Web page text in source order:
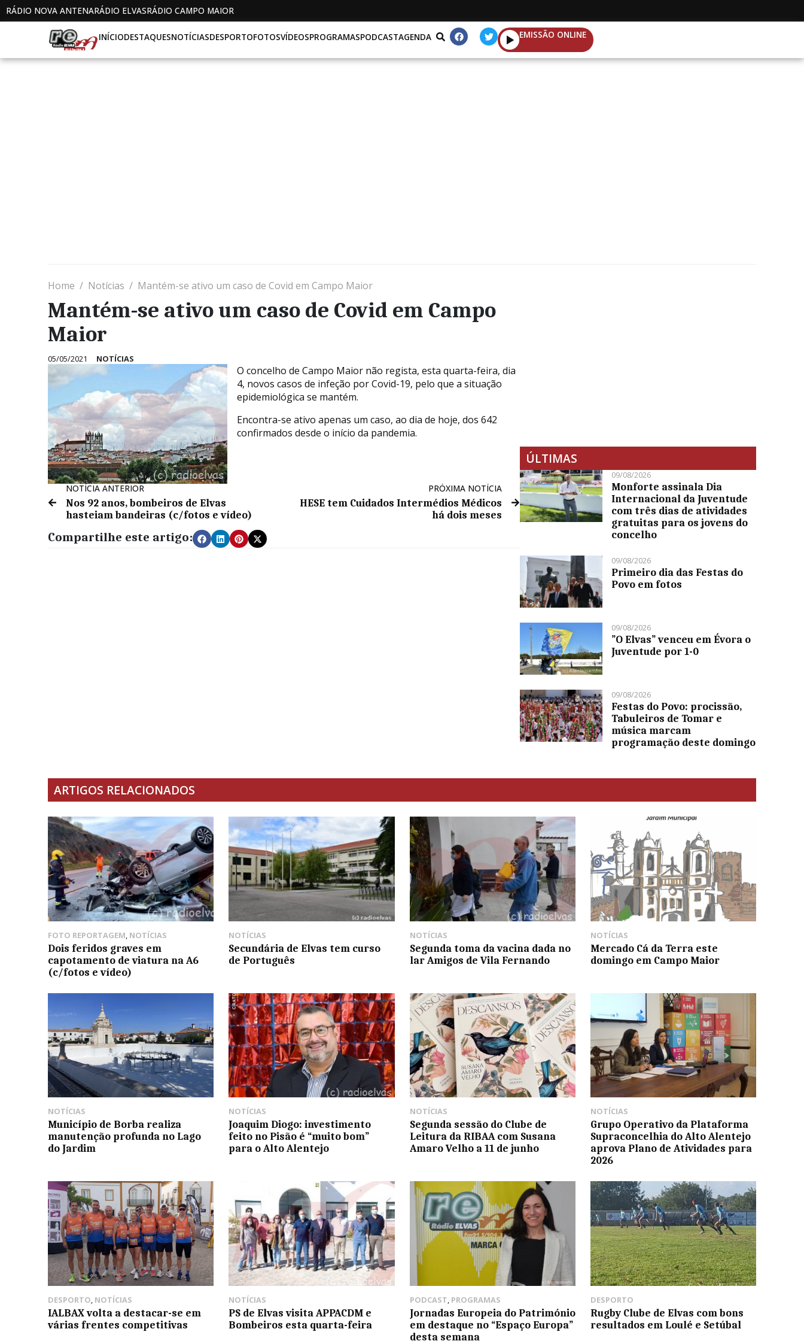
RÁDIO NOVA ANTENARÁDIO ELVASRÁDIO CAMPO MAIOR
INÍCIODESTAQUESNOTÍCIASDESPORTOFOTOSVÍDEOSPROGRAMASPODCASTAGENDA EMISSÃO ONLINE
Home Notícias Mantém-se ativo um caso de Covid em Campo Maior
Mantém-se ativo um caso de Covid em Campo
Maior
05/05/2021 NOTÍCIAS
O concelho de Campo Maior não regista, esta quarta-feira, dia
4, novos casos de infeção por Covid-19, pelo que a situação
epidemiológica se mantém.
Encontra-se ativo apenas um caso, ao dia de hoje, dos 642
confirmados desde o início da pandemia.
NOTÍCIA ANTERIOR
Nos 92 anos, bombeiros de Elvas
hasteiam bandeiras (c/fotos e vídeo)
PRÓXIMA NOTÍCIA
HESE tem Cuidados Intermédios Médicos
há dois meses
Compartilhe este artigo:
ÚLTIMAS
09/08/2026
Monforte assinala Dia
Internacional da Juventude
com três dias de atividades
gratuitas para os jovens do
concelho
09/08/2026
Primeiro dia das Festas do
Povo em fotos
09/08/2026
”O Elvas” venceu em Évora o
Juventude por 1-0
09/08/2026
Festas do Povo: procissão,
Tabuleiros de Tomar e
música marcam
programação deste domingo
ARTIGOS RELACIONADOS
FOTO REPORTAGEM, NOTÍCIAS
Dois feridos graves em
capotamento de viatura na A6
(c/fotos e vídeo)
NOTÍCIAS
Secundária de Elvas tem curso
de Português
NOTÍCIAS
Segunda toma da vacina dada no
lar Amigos de Vila Fernando
NOTÍCIAS
Mercado Cá da Terra este
domingo em Campo Maior
NOTÍCIAS
Município de Borba realiza
manutenção profunda no Lago
do Jardim
NOTÍCIAS
Joaquim Diogo: investimento
feito no Pisão é “muito bom”
para o Alto Alentejo
NOTÍCIAS
Segunda sessão do Clube de
Leitura da RIBAA com Susana
Amaro Velho a 11 de junho
NOTÍCIAS
Grupo Operativo da Plataforma
Supraconcelhia do Alto Alentejo
aprova Plano de Atividades para
2026
DESPORTO, NOTÍCIAS
IALBAX volta a destacar-se em
várias frentes competitivas
NOTÍCIAS
PS de Elvas visita APPACDM e
Bombeiros esta quarta-feira
PODCAST, PROGRAMAS
Jornadas Europeia do Património
em destaque no “Espaço Europa”
desta semana
DESPORTO
Rugby Clube de Elvas com bons
resultados em Loulé e Setúbal